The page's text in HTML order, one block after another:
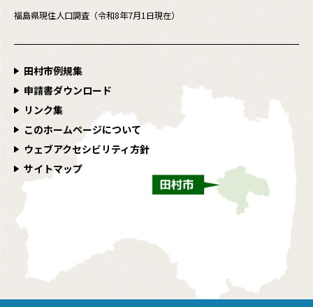
福島県現住人口調査（令和8年7月1日現在）
田村市例規集
申請書ダウンロード
リンク集
このホームページについて
ウェブアクセシビリティ方針
サイトマップ